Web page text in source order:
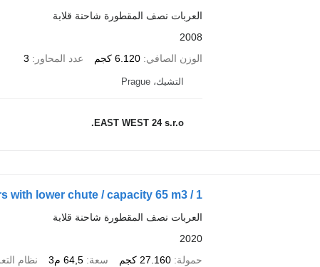
العربات نصف المقطورة شاحنة قلابة
2008
الوزن الصافي 6.120 كجم عدد المحاور 3
التشيك، Prague
EAST WEST 24 s.r.o.
with lower chute / capacity 65 m3 / 1
العربات نصف المقطورة شاحنة قلابة
2020
حمولة 27.160 كجم سعة 64,5 م3 نظام